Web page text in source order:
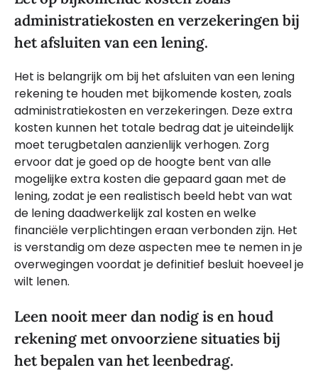
administratiekosten en verzekeringen bij
het afsluiten van een lening.
Het is belangrijk om bij het afsluiten van een lening
rekening te houden met bijkomende kosten, zoals
administratiekosten en verzekeringen. Deze extra
kosten kunnen het totale bedrag dat je uiteindelijk
moet terugbetalen aanzienlijk verhogen. Zorg
ervoor dat je goed op de hoogte bent van alle
mogelijke extra kosten die gepaard gaan met de
lening, zodat je een realistisch beeld hebt van wat
de lening daadwerkelijk zal kosten en welke
financiële verplichtingen eraan verbonden zijn. Het
is verstandig om deze aspecten mee te nemen in je
overwegingen voordat je definitief besluit hoeveel je
wilt lenen.
Leen nooit meer dan nodig is en houd
rekening met onvoorziene situaties bij
het bepalen van het leenbedrag.